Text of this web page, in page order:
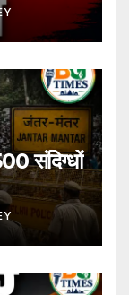
संदिग्धों